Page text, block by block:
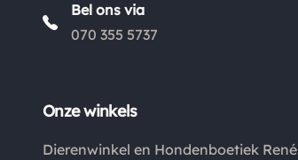
Bel ons via
070 355 5737
Onze winkels
Dierenwinkel en Hondenboetiek René